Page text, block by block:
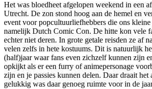
Het was bloedheet afgelopen weekend in een
Utrecht. De zon stond hoog aan de hemel en
event voor popcultuurliefhebbers die ons
namelijk Dutch Comic Con. De hitte kon vele
echter niet deren. In grote getale reisden ze af
velen zelfs in hete kostuums. Dit is natuurlijk
(half)jaar waar fans even zichzelf kunnen zijn
opkijkt als er een furry of animepersonage
zijn en je passies kunnen delen. Daar draait het
gelukkig was daar genoeg ruimte voor in de